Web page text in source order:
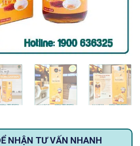
NHẬN TƯ VẤN NHANH